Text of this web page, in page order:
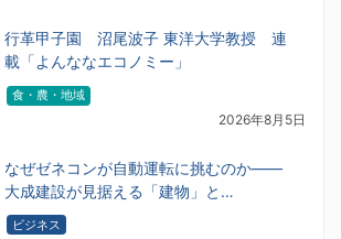
行革甲子園 沼尾波子 東洋大学教授 連
載「よんななエコノミー」
食・農・地域
2026年8月5日
なぜゼネコンが自動運転に挑むのか――
大成建設が見据える「建物」と…
ビジネス